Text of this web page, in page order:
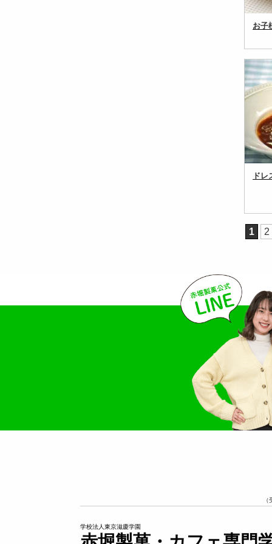
お子
ド
1 2
学校法人東京滋慶学園